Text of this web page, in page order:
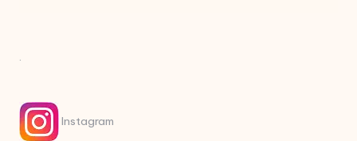
.
Instagram